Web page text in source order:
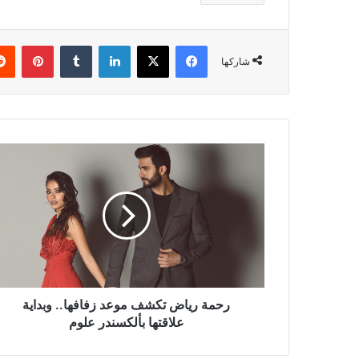
شاركها
فيسبوك ‫X لينكدإن
تكشف
علوم
رحمة رياض تكشف موعد زفافها.. وبداية
علاقتها بألكسندر علوم